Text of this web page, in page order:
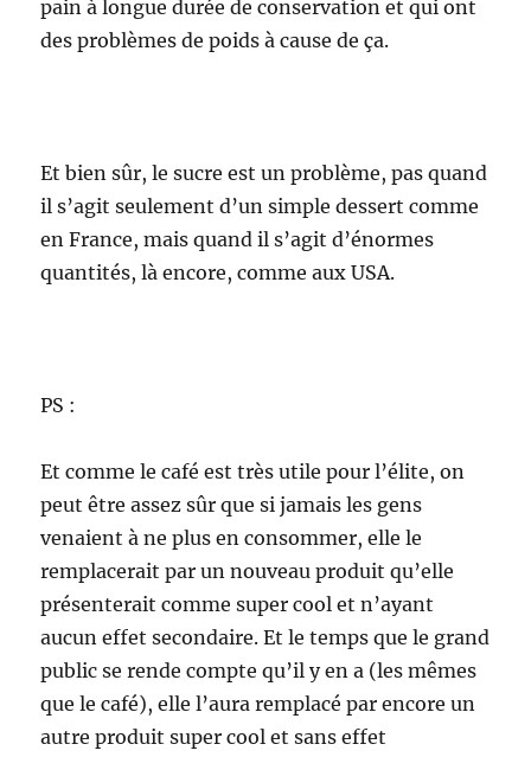
pain à longue durée de conservation et qui ont
des problèmes de poids à cause de ça.
Et bien sûr, le sucre est un problème, pas quand
il s’agit seulement d’un simple dessert comme
en France, mais quand il s’agit d’énormes
quantités, là encore, comme aux USA.
PS :
Et comme le café est très utile pour l’élite, on
peut être assez sûr que si jamais les gens
venaient à ne plus en consommer, elle le
remplacerait par un nouveau produit qu’elle
présenterait comme super cool et n’ayant
aucun effet secondaire. Et le temps que le grand
public se rende compte qu’il y en a (les mêmes
que le café), elle l’aura remplacé par encore un
autre produit super cool et sans effet